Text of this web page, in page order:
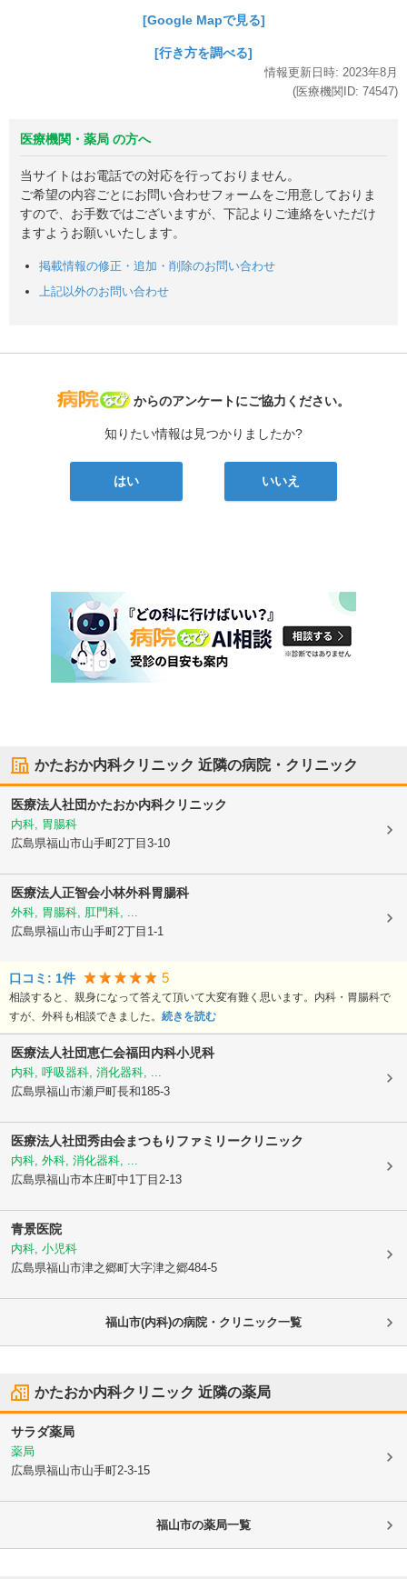
[Google Mapで見る]
[行き方を調べる]
情報更新日時: 2023年8月
(医療機関ID: 74547)
医療機関・薬局 の方へ
当サイトはお電話での対応を行っておりません。
ご希望の内容ごとにお問い合わせフォームをご用意しておりま
すので、お手数ではございますが、下記よりご連絡をいただけ
ますようお願いいたします。
掲載情報の修正・追加・削除のお問い合わせ
上記以外のお問い合わせ
病院なび
からのアンケートにご協力ください。
知りたい情報は見つかりましたか?
はい いいえ
かたおか内科クリニック 近隣の病院・クリニック
医療法人社団かたおか内科クリニック
内科, 胃腸科
広島県福山市山手町2丁目3-10
医療法人正智会小林外科胃腸科
外科, 胃腸科, 肛門科, ...
広島県福山市山手町2丁目1-1
口コミ: 1件 5
相談すると、親身になって答えて頂いて大変有難く思います。内科・胃腸科で
すが、外科も相談できました。 続きを読む
医療法人社団恵仁会福田内科小児科
内科, 呼吸器科, 消化器科, ...
広島県福山市瀬戸町長和185-3
医療法人社団秀由会まつもりファミリークリニック
内科, 外科, 消化器科, ...
広島県福山市本庄町中1丁目2-13
青景医院
内科, 小児科
広島県福山市津之郷町大字津之郷484-5
福山市(内科)の病院・クリニック一覧
かたおか内科クリニック 近隣の薬局
サラダ薬局
薬局
広島県福山市山手町2-3-15
福山市の薬局一覧